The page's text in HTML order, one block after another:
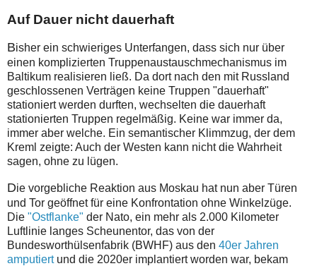
Auf Dauer nicht dauerhaft
Bisher ein schwieriges Unterfangen, dass sich nur über
einen komplizierten Truppenaustauschmechanismus im
Baltikum realisieren ließ. Da dort nach den mit Russland
geschlossenen Verträgen keine Truppen "dauerhaft"
stationiert werden durften, wechselten die dauerhaft
stationierten Truppen regelmäßig. Keine war immer da,
immer aber welche. Ein semantischer Klimmzug, der dem
Kreml zeigte: Auch der Westen kann nicht die Wahrheit
sagen, ohne zu lügen.
Die vorgebliche Reaktion aus Moskau hat nun aber Türen
und Tor geöffnet für eine Konfrontation ohne Winkelzüge.
Die "Ostflanke" der Nato, ein mehr als 2.000 Kilometer
Luftlinie langes Scheunentor, das von der
Bundesworthülsenfabrik (BWHF) aus den 40er Jahren
amputiertund die 2020er implantiert worden war, bekam